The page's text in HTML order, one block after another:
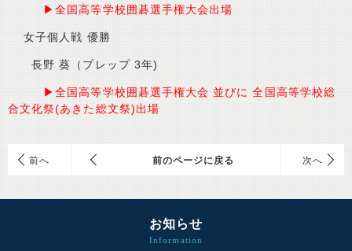
▶全国高等学校囲碁選手権大会出場
女子個人戦 優勝
長野 葵（プレップ 3年)
▶全国高等学校囲碁選手権大会 並びに 全国高等学校総
合文化祭(あきた総文祭)出場
前のページに戻る
前 次
お知らせ